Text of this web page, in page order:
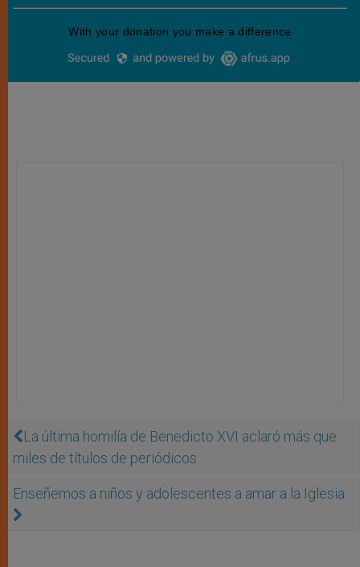
La última homilía de Benedicto XVI aclaró más que
miles de títulos de periódicos
Enseñemos a niños y adolescentes a amar a la Iglesia